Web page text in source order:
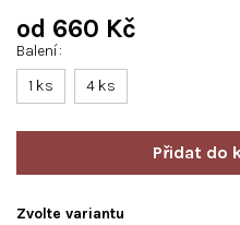
Balení
1 ks
4 ks
od 660 Kč
Zvolte variantu
z
hvězdiček.